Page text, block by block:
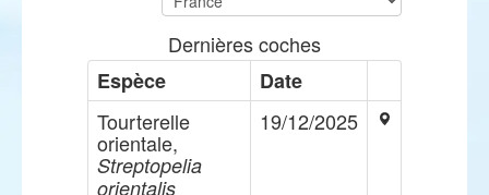
Dernières coches
Espèce
Date
Tourterelle
orientale,
Streptopelia
orientalis
19/12/2025